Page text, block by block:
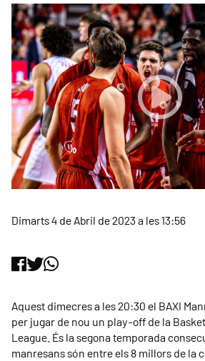
Dimarts 4 de Abril de 2023 a les 13:56
Aquest dimecres a les 20:30 el BAXI
per jugar de nou un play-off de la
League. És la segona temporada
manresans són entre els 8 millors de la